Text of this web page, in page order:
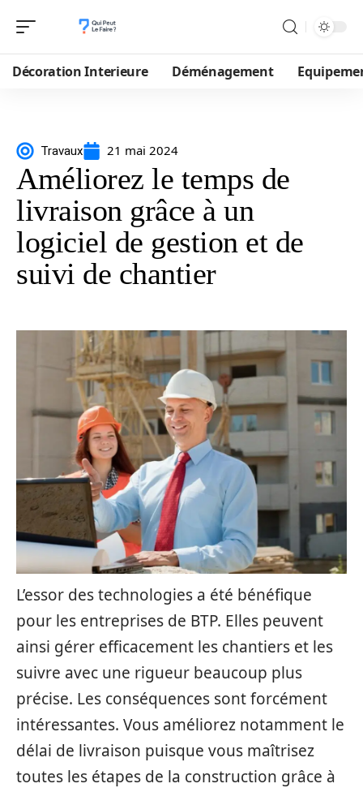
Décoration Interieure Déménagement
Travaux 21 mai 2024
Améliorez le temps de
livraison grâce à un
logiciel de gestion et de
suivi de chantier
L’essor des technologies a été bénéfique
pour les entreprises de BTP. Elles peuvent
ainsi gérer efficacement les chantiers et les
suivre avec une rigueur beaucoup plus
précise. Les conséquences sont forcément
intéressantes. Vous améliorez notamment le
délai de livraison puisque vous maîtrisez
toutes les étapes de la construction grâce à